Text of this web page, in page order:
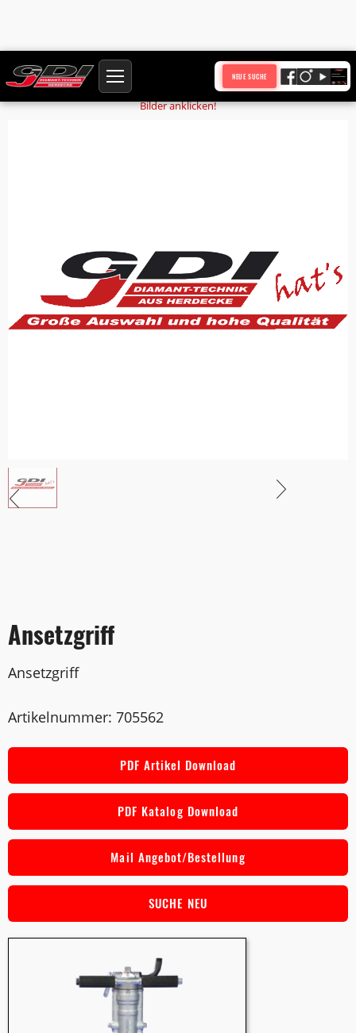
NEUE SUCHE
Startseite Produkte Ansetzgriff
Bilder anklicken!
Ansetzgriff
Ansetzgriff
Artikelnummer: 705562
PDF Artikel Download
PDF Katalog Download
Mail Angebot/Bestellung
SUCHE NEU